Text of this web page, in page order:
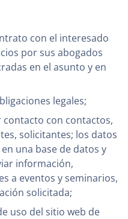
con el interesado
por sus abogados
en el asunto y en
legales;
con contactos,
solicitantes; los datos
una base de datos y
información,
a eventos y seminarios,
solicitada;
uso del sitio web de